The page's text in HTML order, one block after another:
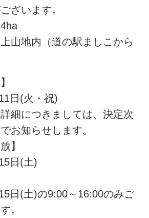
ざいます。
地内（道の駅ましこから
日(火・祝)
細につきましては、決定次
お知らせします。
】
日(土)
日(土)の9:00～16:00のみご
。